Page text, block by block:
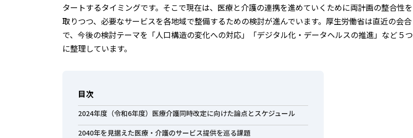
タートするタイミングです。そこで現在は、医療と介護の連携を進めていくために両計画の整合性を
取りつつ、必要なサービスを各地域で整備するための検討が進んでいます。厚生労働省は直近の会合
で、今後の検討テーマを「⼈⼝構造の変化への対応」「デジタル化・データヘルスの推進」など５つ
に整理しています。
目次
2024年度（令和6年度）医療介護同時改定に向けた論点とスケジュール
2040年を見据えた医療・介護のサービス提供を巡る課題